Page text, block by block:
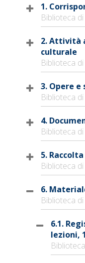
1.
Biblioteca
2. Attività
culturale
Biblioteca
3. Opere e
Biblioteca
4.
Biblioteca
5.
Biblioteca
6.
Biblioteca
6.1.
lezioni,